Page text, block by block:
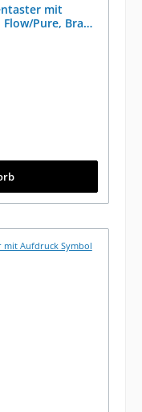
mit
Pure, Braun